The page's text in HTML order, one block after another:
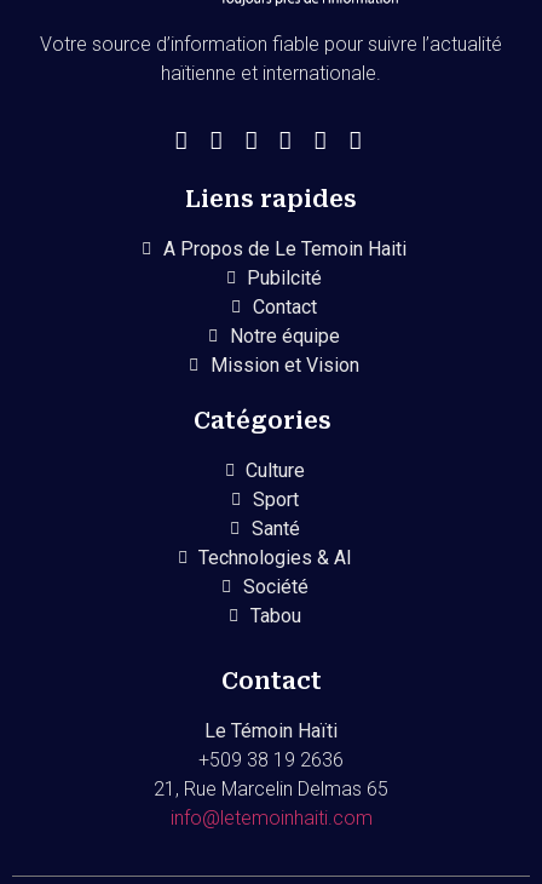
Votre source d’information fiable pour suivre l’actualité
haïtienne et internationale.
Liens rapides
A Propos de Le Temoin Haiti
Pubilcité
Contact
Notre équipe
Mission et Vision
Catégories
Culture
Sport
Santé
Technologies & AI
Société
Tabou
Contact
Le Témoin Haïti
+509 38 19 2636
21, Rue Marcelin Delmas 65
info@letemoinhaiti.com